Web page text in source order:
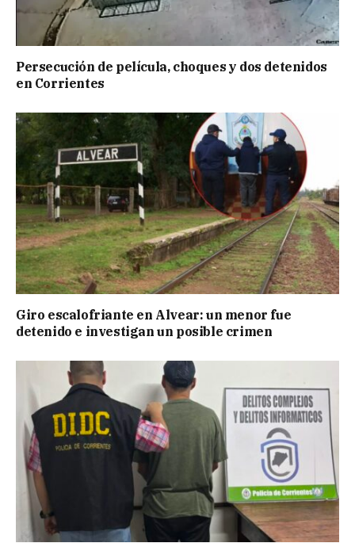
Persecución de película, choques y dos detenidos
en Corrientes
Giro escalofriante en Alvear: un menor fue
detenido e investigan un posible crimen